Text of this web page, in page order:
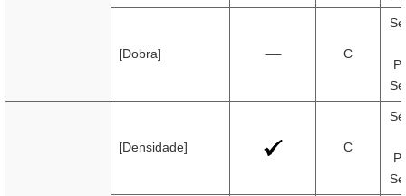
[Dobra] C
[Densidade] C